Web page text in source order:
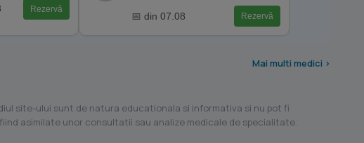
Rezervă
📅 din 07.08
Rezervă
Mai multi medici >
site-ului sunt de natura educationala si informativa si nu pot fi
asimilate unor consultatii sau analize medicale de specialitate.